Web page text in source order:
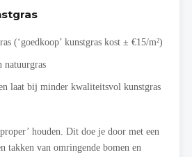
(‘goedkoop’ kunstgras kost ± €15/m²)
natuurgras
laat bij minder kwaliteitsvol kunstgras
houden. Dit doe je door met een
takken van omringende bomen en